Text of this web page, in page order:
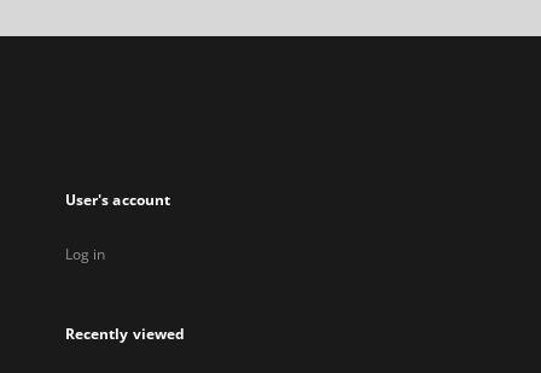
in
User's account
Log in
Recently viewed